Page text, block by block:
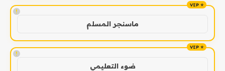
!
ماسنجر المسلم
!
ضوء التعليمي